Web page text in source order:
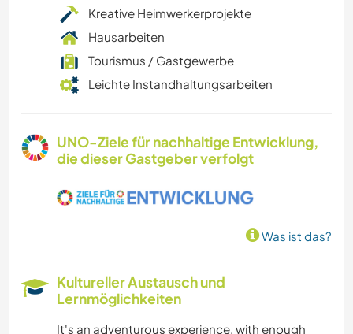
Kreative Heimwerkerprojekte
Hausarbeiten
Tourismus / Gastgewerbe
Leichte Instandhaltungsarbeiten
UNO-Ziele für nachhaltige Entwicklung,
die dieser Gastgeber verfolgt
Was ist das?
Kultureller Austausch und
Lernmöglichkeiten
It's an adventurous experience, with enough